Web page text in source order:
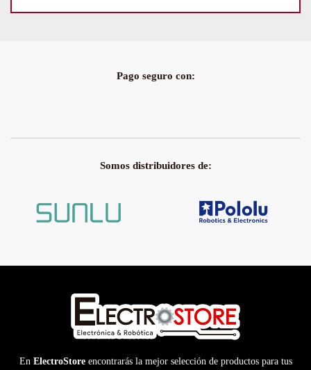
Pago seguro con:
Somos distribuidores de:
EnElectroStoreencontrarás la mejor selección de productos para tus